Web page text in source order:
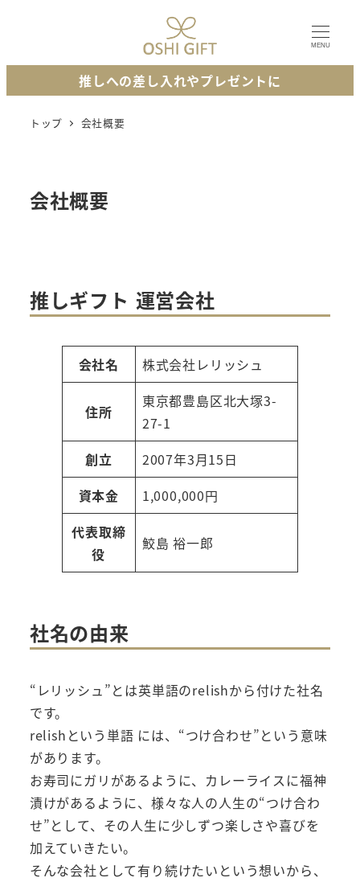
ン
MENU
推しへの差し入れやプレゼントに
トップ 会社概要
会社概要
推しギフト 運営会社
会社名 株式会社レリッシュ
住所
東京都豊島区北大塚3-
27-1
創立
2007年3月15日
資本金
1,000,000円
代表取締
役
鮫島 裕一郎
社名の由来
“レリッシュ”とは英単語のrelishから付けた社名
です。
relishという単語 には、“つけ合わせ”という意味
があります。
お寿司にガリがあるように、カレーライスに福神
漬けがあるように、様々な人の人生の“つけ合わ
せ”として、その人生に少しずつ楽しさや喜びを
加えていきたい。
そんな会社として有り続けたいという想いから、